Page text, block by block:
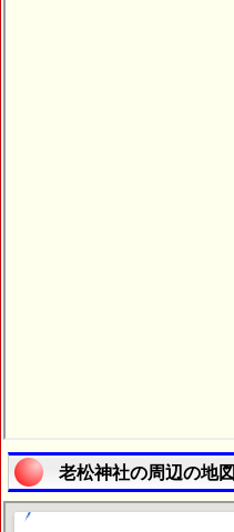
老松神社の周辺の地図